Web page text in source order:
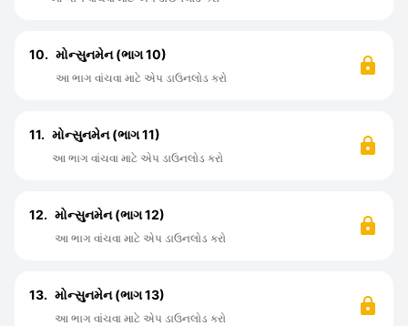
10. મોન્સુનમેન (ભાગ 10)
આ ભાગ વાંચવા માટે એપ ડાઉનલોડ કરો
11. મોન્સુનમેન (ભાગ 11)
આ ભાગ વાંચવા માટે એપ ડાઉનલોડ કરો
12. મોન્સુનમેન (ભાગ 12)
આ ભાગ વાંચવા માટે એપ ડાઉનલોડ કરો
13. મોન્સુનમેન (ભાગ 13)
આ ભાગ વાંચવા માટે એપ ડાઉનલોડ કરો